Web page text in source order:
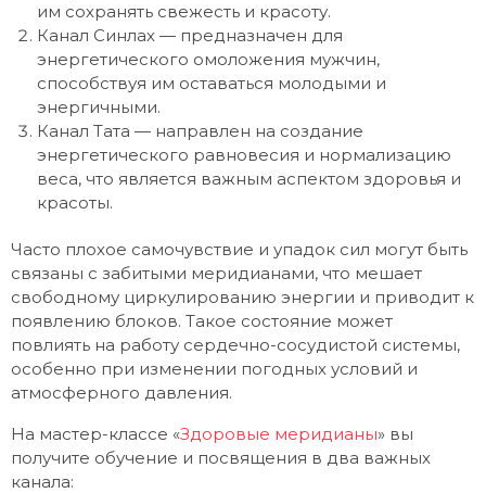
им сохранять свежесть и красоту.
Канал Синлах — предназначен для
энергетического омоложения мужчин,
способствуя им оставаться молодыми и
энергичными.
Канал Тата — направлен на создание
энергетического равновесия и нормализацию
веса, что является важным аспектом здоровья и
красоты.
Часто плохое самочувствие и упадок сил могут быть
связаны с забитыми меридианами, что мешает
свободному циркулированию энергии и приводит к
появлению блоков. Такое состояние может
повлиять на работу сердечно-сосудистой системы,
особенно при изменении погодных условий и
атмосферного давления.
На мастер-классе «Здоровые меридианы» вы
получите обучение и посвящения в два важных
канала: